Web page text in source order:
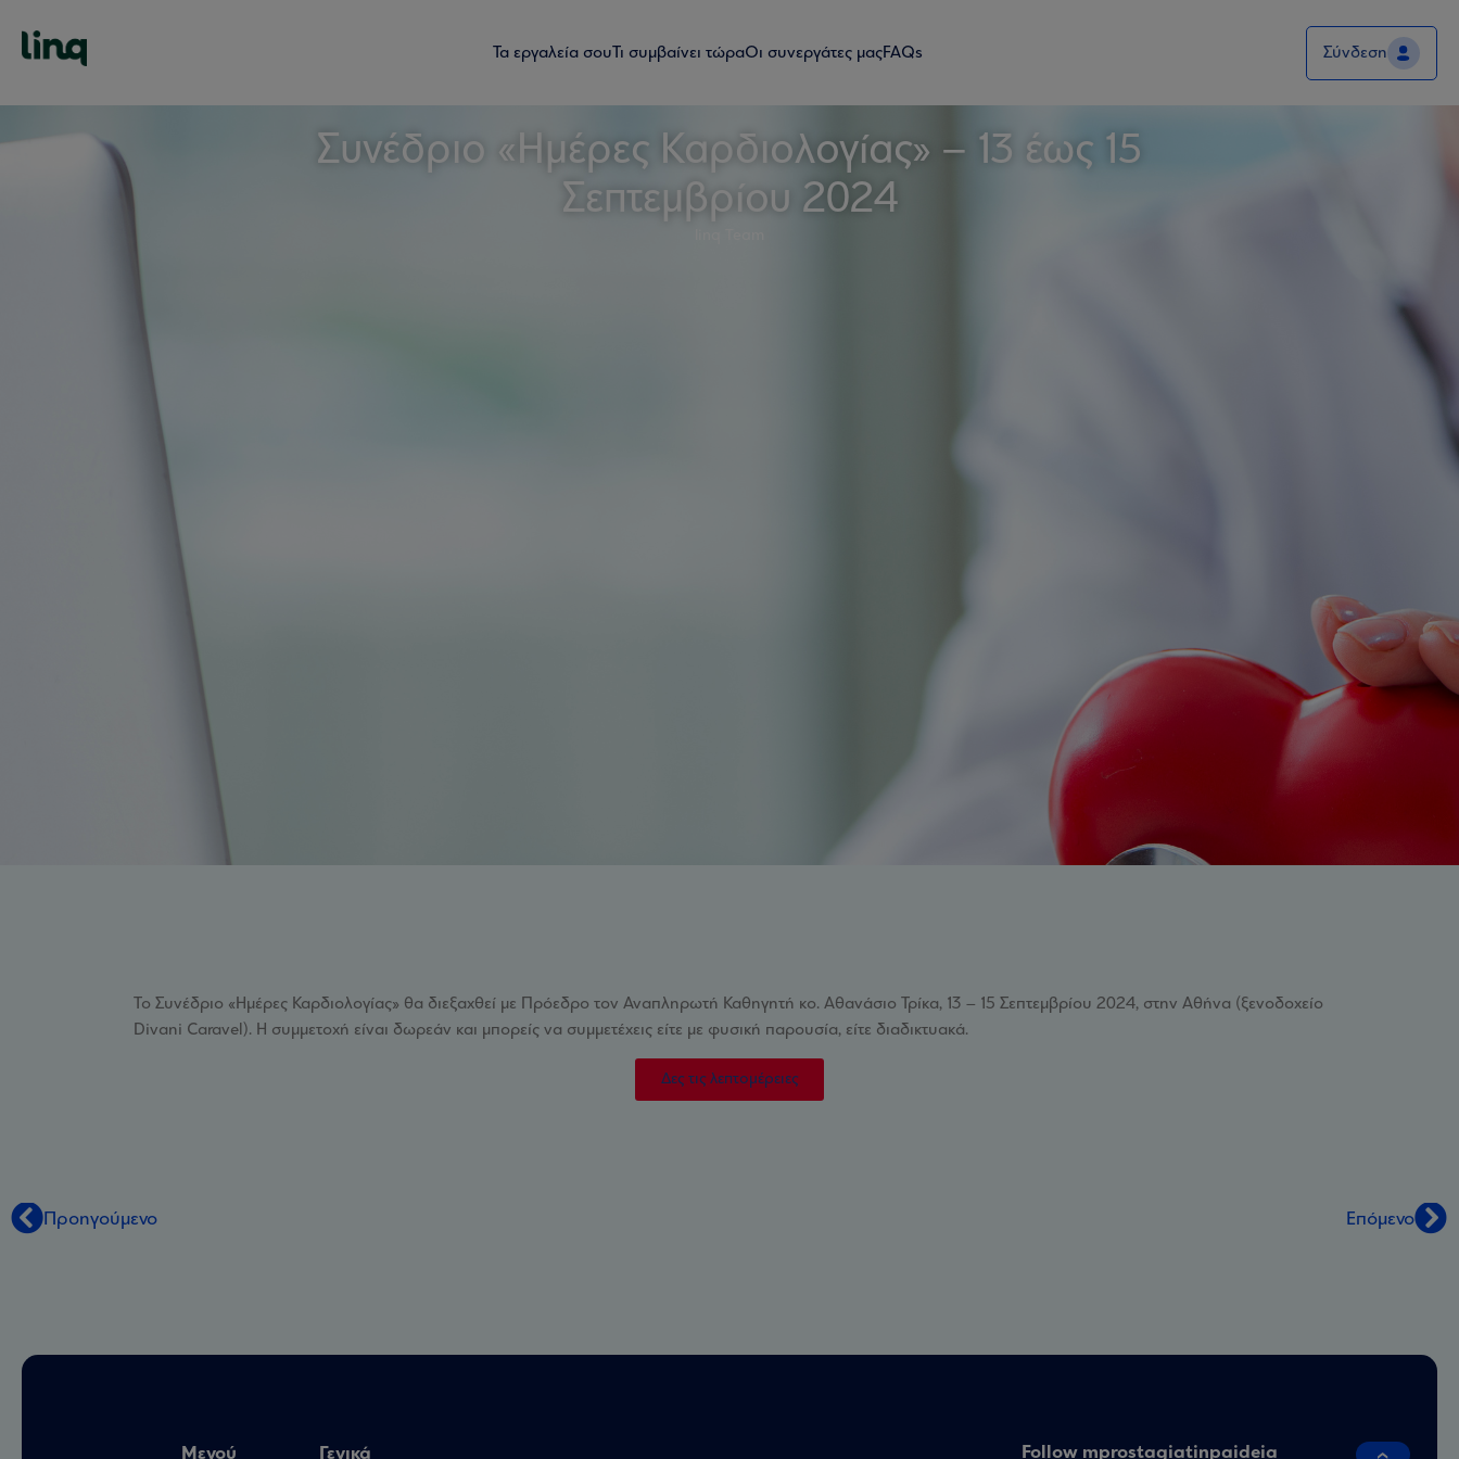
Τα εργαλεία σουΤι συμβαίνει τώραΟι συνεργάτες μαςFAQs Σύνδεση
Συνέδριο «Ημέρες Καρδιολογίας» – 13 έως 15
Σεπτεμβρίου 2024
Το Συνέδριο «Ημέρες Καρδιολογίας» θα διεξαχθεί με Πρόεδρο τον Αναπληρωτή Καθηγητή κο. Αθανάσιο Τρίκα, 13 – 15 Σεπτεμβρίου 2024, στην Αθήνα (ξενοδοχείο
Divani Caravel). Η συμμετοχή είναι δωρεάν και μπορείς να συμμετέχεις είτε με φυσική παρουσία, είτε διαδικτυακά.
Δες τις λεπτομέρειες
Προηγούμενο Επόμενο
Μενού Γενικά Follow mprostagiatinpaideia